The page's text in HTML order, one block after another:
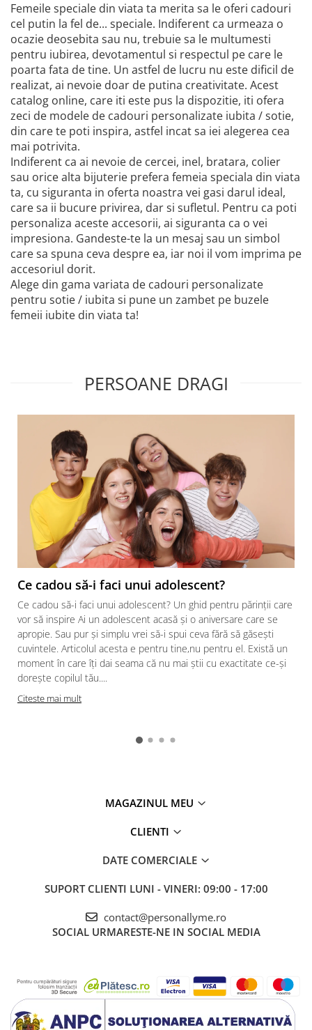
Femeile speciale din viata ta merita sa le oferi cadouri
cel putin la fel de... speciale. Indiferent ca urmeaza o
ocazie deosebita sau nu, trebuie sa le multumesti
pentru iubirea, devotamentul si respectul pe care le
poarta fata de tine. Un astfel de lucru nu este dificil de
realizat, ai nevoie doar de putina creativitate. Acest
catalog online, care iti este pus la dispozitie, iti ofera
zeci de modele de cadouri personalizate iubita / sotie,
din care te poti inspira, astfel incat sa iei alegerea cea
mai potrivita.
Indiferent ca ai nevoie de cercei, inel, bratara, colier
sau orice alta bijuterie prefera femeia speciala din viata
ta, cu siguranta in oferta noastra vei gasi darul ideal,
care sa ii bucure privirea, dar si sufletul. Pentru ca poti
personaliza aceste accesorii, ai siguranta ca o vei
impresiona. Gandeste-te la un mesaj sau un simbol
care sa spuna ceva despre ea, iar noi il vom imprima pe
accesoriul dorit.
Alege din gama variata de cadouri personalizate
pentru sotie / iubita si pune un zambet pe buzele
femeii iubite din viata ta!
PERSOANE DRAGI
Ce cadou să-i faci unui adolescent?
Ce cadou să-i faci unui adolescent? Un ghid pentru părinții care
vor să inspire Ai un adolescent acasă și o aniversare care se
apropie. Sau pur și simplu vrei să-i spui ceva fără să găsești
cuvintele. Articolul acesta e pentru tine,nu pentru el. Există un
moment în care îți dai seama că nu mai știi cu exactitate ce-și
dorește copilul tău....
Citeste mai mult
MAGAZINUL MEU
CLIENTI
DATE COMERCIALE
SUPORT CLIENTI LUNI - VINERI: 09:00 - 17:00
contact@personallyme.ro
SOCIAL URMARESTE-NE IN SOCIAL MEDIA